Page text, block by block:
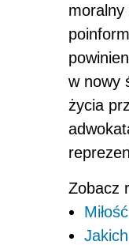
w nowy
życia
Zobacz